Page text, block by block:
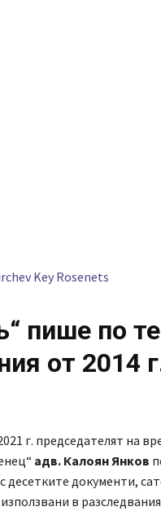
Key Rosenets
пише по
от 2014
г. председателят на
адв. Калоян Янков
десетките документи,
в